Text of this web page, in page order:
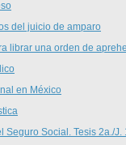
del juicio de amparo
librar una orden de
en México
Social. Tesis 2a./J.